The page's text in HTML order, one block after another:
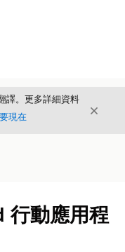
譯。更多詳細資料
現在 結束
行動應用程